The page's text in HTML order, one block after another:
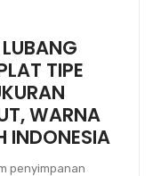
TIPE
WARNA
INDONESIA
penyimpanan